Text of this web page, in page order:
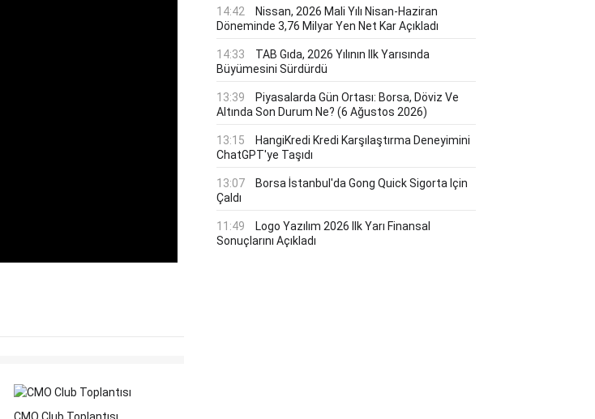
14:42
Nissan, 2026 Mali Yılı Nisan-Haziran
Döneminde 3,76 Milyar Yen Net Kar Açıkladı
14:33
TAB Gıda, 2026 Yılının Ilk Yarısında
Büyümesini Sürdürdü
13:39
Piyasalarda Gün Ortası: Borsa, Döviz Ve
Altında Son Durum Ne? (6 Ağustos 2026)
13:15
HangiKredi Kredi Karşılaştırma Deneyimini
ChatGPT'ye Taşıdı
13:07
Borsa İstanbul'da Gong Quick Sigorta Için
Çaldı
11:49
Logo Yazılım 2026 Ilk Yarı Finansal
Sonuçlarını Açıkladı